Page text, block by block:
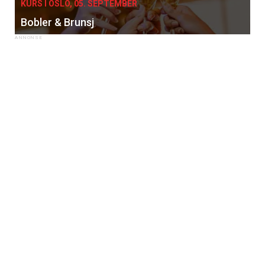
KURS I OSLO, 05. SEPTEMBER
Bobler & Brunsj